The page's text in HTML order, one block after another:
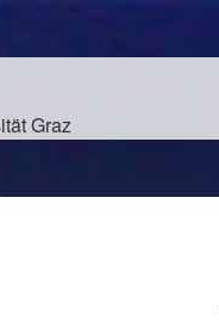
Graz